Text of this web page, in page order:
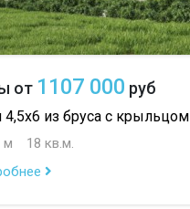
от 1107 000 руб
4,5х6 из бруса с крыльцом
м
18 кв.м.